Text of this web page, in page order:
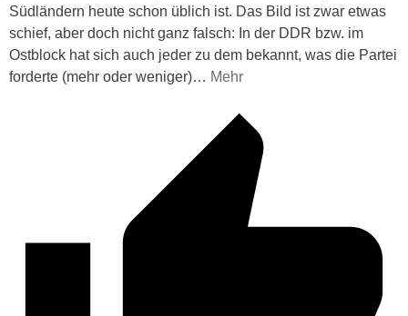
Südländern heute schon üblich ist. Das Bild ist zwar etwas
schief, aber doch nicht ganz falsch: In der DDR bzw. im
Ostblock hat sich auch jeder zu dem bekannt, was die Partei
forderte (mehr oder weniger)… Mehr